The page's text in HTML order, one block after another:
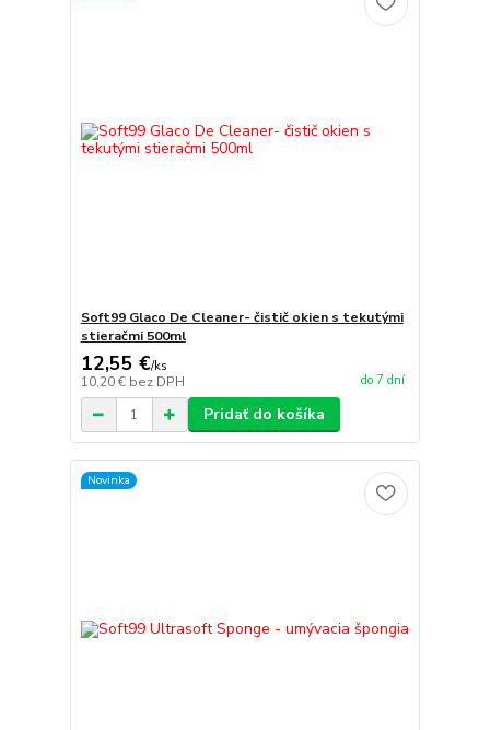
Soft99 Glaco De Cleaner- čistič okien s tekutými
stieračmi 500ml
12,55 €/ks
10,20 € bez DPH do 7 dní
Pridať do košíka
Novinka